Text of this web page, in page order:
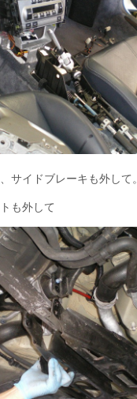
サイドブレーキも外して。
も外して